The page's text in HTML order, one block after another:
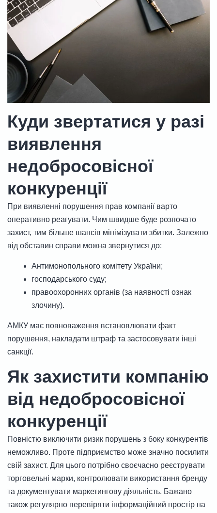
Куди звертатися у разі
виявлення
недобросовісної
конкуренції
При виявленні порушення прав компанії варто
оперативно реагувати. Чим швидше буде розпочато
захист, тим більше шансів мінімізувати збитки. Залежно
від обставин справи можна звернутися до:
Антимонопольного комітету України;
господарського суду;
правоохоронних органів (за наявності ознак
злочину).
АМКУ має повноваження встановлювати факт
порушення, накладати штраф та застосовувати інші
санкції.
Як захистити компанію
від недобросовісної
конкуренції
Повністю виключити ризик порушень з боку конкурентів
неможливо. Проте підприємство може значно посилити
свій захист. Для цього потрібно своєчасно реєструвати
торговельні марки, контролювати використання бренду
та документувати маркетингову діяльність. Бажано
також регулярно перевіряти інформаційний простір на